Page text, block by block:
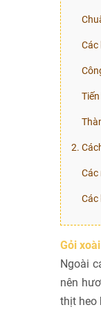
Các
2.
Các
Các
Gỏi
Ngoài
nên
thịt heo